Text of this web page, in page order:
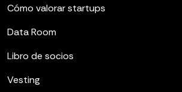
Cómo valorar startups
Data Room
Libro de socios
Vesting